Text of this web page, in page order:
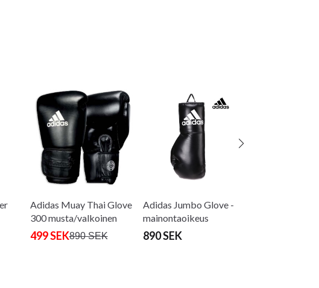
Adidas Muay Thai Glove
300 musta/valkoinen
499 SEK890 SEK
Adidas Jumbo Glove -
mainontaoikeus
890 SEK